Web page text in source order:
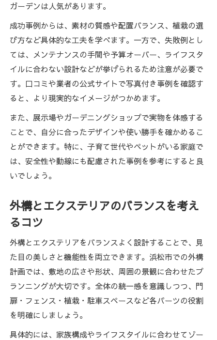
ガーデンは人気があります。
成功事例からは、素材の質感や配置バランス、植栽の選
び方など具体的な工夫を学べます。一方で、失敗例とし
ては、メンテナンスの手間や予算オーバー、ライフスタ
イルに合わない設計などが挙げられるため注意が必要で
す。口コミや業者の公式サイトで写真付き事例を確認す
ると、より現実的なイメージがつかめます。
また、展示場やガーデニングショップで実物を体感する
ことで、自分に合ったデザインや使い勝手を確かめるこ
とができます。特に、子育て世代やペットがいる家庭で
は、安全性や動線にも配慮された事例を参考にすると良
いでしょう。
外構とエクステリアのバランスを考え
るコツ
外構とエクステリアをバランスよく設計することで、見
た目の美しさと機能性を両立できます。浜松市での外構
計画では、敷地の広さや形状、周囲の景観に合わせたプ
ランニングが大切です。全体の統一感を意識しつつ、門
扉・フェンス・植栽・駐車スペースなど各パーツの役割
を明確にしましょう。
具体的には、家族構成やライフスタイルに合わせてゾー